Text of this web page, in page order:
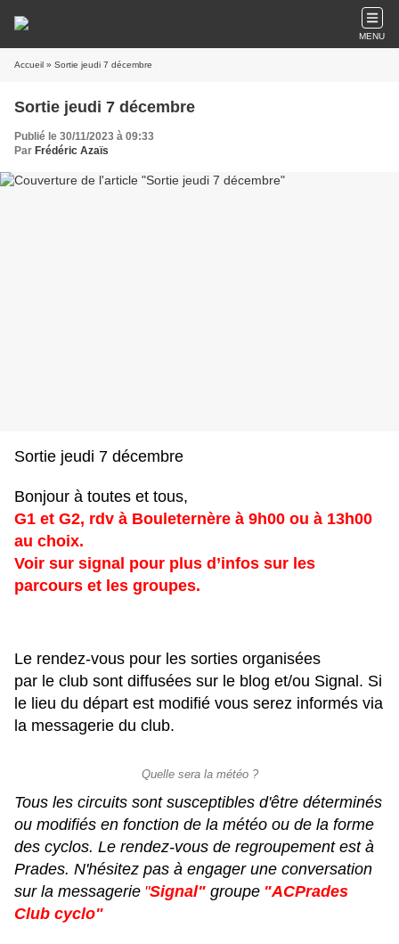
MENU
Accueil » Sortie jeudi 7 décembre
Sortie jeudi 7 décembre
Publié le 30/11/2023 à 09:33
Par Frédéric Azaïs
Sortie jeudi 7 décembre
Bonjour à toutes et tous,
G1 et G2, rdv à Bouleternère à 9h00 ou à 13h00
au choix.
Voir sur signal pour plus d’infos sur les
parcours et les groupes.
Le rendez-vous pour les sorties organisées
par le club sont diffusées sur le blog et/ou Signal. Si
le lieu du départ est modifié vous serez informés via
la messagerie du club.
Quelle sera la météo ?
Tous les circuits sont susceptibles d'être déterminés
ou modifiés en fonction de la météo ou de la forme
des cyclos. Le rendez-vous de regroupement est à
Prades. N'hésitez pas à engager une conversation
sur la messagerie "Signal" groupe "ACPrades
Club cyclo"